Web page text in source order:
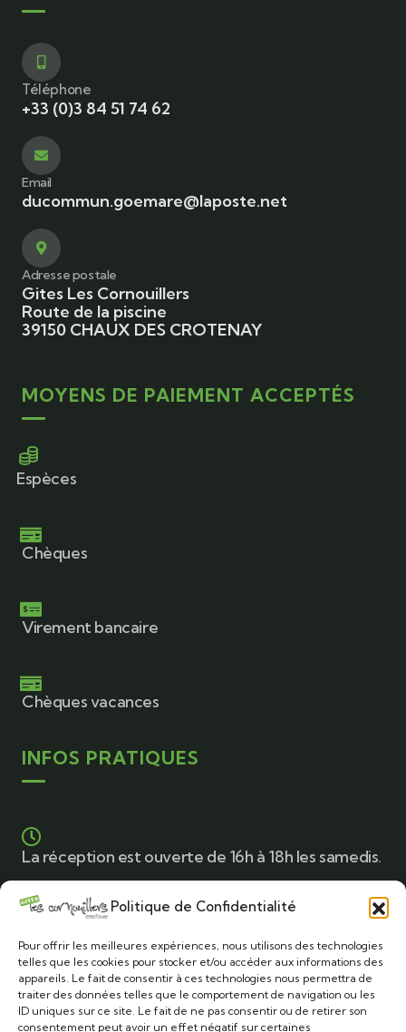
Politique de Confidentialité
Pour offrir les meilleures expériences, nous utilisons des technologies
telles que les cookies pour stocker et/ou accéder aux informations des
appareils. Le fait de consentir à ces technologies nous permettra de
traiter des données telles que le comportement de navigation ou les
ID uniques sur ce site. Le fait de ne pas consentir ou de retirer son
consentement peut avoir un effet négatif sur certaines
Téléphone
+33 (0)3 84 51 74 62
Email
ducommun.goemare@laposte.net
Adresse postale
Gites Les Cornouillers
Route de la piscine
39150 CHAUX DES CROTENAY
MOYENS DE PAIEMENT ACCEPTÉS
Espèces
Chèques
Virement bancaire
Chèques vacances
INFOS PRATIQUES
La réception est ouverte de 16h à 18h les samedis.
mètres. (Au centre du village)
Plusieurs supermarchés dans la ville de